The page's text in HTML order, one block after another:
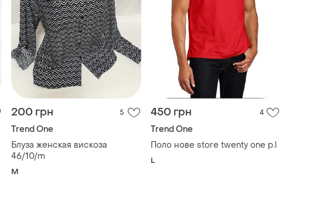
200 грн 5
Trend One
Блуза женская вискоза
46/10/m
M
450 грн 4
Trend One
Поло нове store twenty one p.l
L